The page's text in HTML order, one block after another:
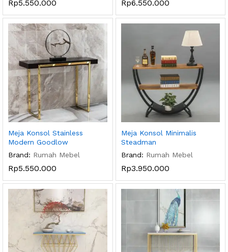
Rp5.550.000 Rp6.550.000
Meja Konsol Stainless
Modern Goodlow
Brand: Rumah Mebel
Rp5.550.000
Meja Konsol Minimalis
Steadman
Brand: Rumah Mebel
Rp3.950.000